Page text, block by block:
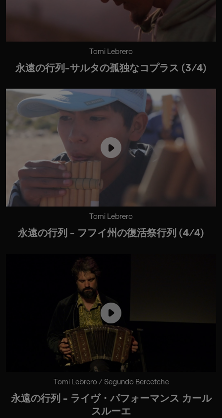
Tomi Lebrero
永遠の行列-サルタの孤独なコプラス (3/4)
Tomi Lebrero
永遠の行列 - フフイ州の復活祭行列 (4/4)
Tomi Lebrero / Segundo Bercetche
永遠の行列 - ライヴ・パフォーマンス カール
スルーエ